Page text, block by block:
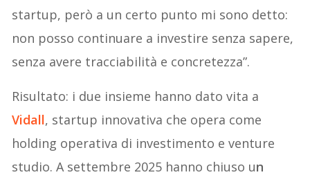
startup, però a un certo punto mi sono detto:
non posso continuare a investire senza sapere,
senza avere tracciabilità e concretezza”.
Risultato: i due insieme hanno dato vita a
Vidall, startup innovativa che opera come
holding operativa di investimento e venture
studio. A settembre 2025 hanno chiuso un